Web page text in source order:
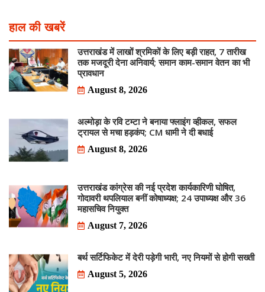
हाल की खबरें
उत्तराखंड में लाखों श्रमिकों के लिए बड़ी राहत, 7 तारीख
तक मजदूरी देना अनिवार्य; समान काम-समान वेतन का भी
प्रावधान
August 8, 2026
अल्मोड़ा के रवि टम्टा ने बनाया फ्लाइंग व्हीकल, सफल
ट्रायल से मचा हड़कंप; CM धामी ने दी बधाई
August 8, 2026
उत्तराखंड कांग्रेस की नई प्रदेश कार्यकारिणी घोषित,
गोदावरी थपलियाल बनीं कोषाध्यक्ष; 24 उपाध्यक्ष और 36
महासचिव नियुक्त
August 7, 2026
बर्थ सर्टिफिकेट में देरी पड़ेगी भारी, नए नियमों से होगी सख्ती
August 5, 2026